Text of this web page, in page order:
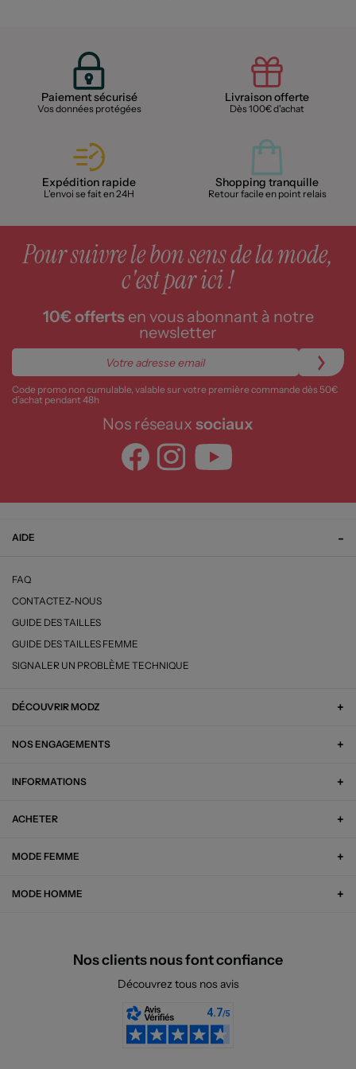
Paiement sécurisé
Vos données protégées
Livraison offerte
Dès 100€ d'achat
Expédition rapide
L'envoi se fait en 24H
Shopping tranquille
Retour facile en point relais
Pour suivre le bon sens de la mode,
c'est par ici !
10€ offertsen vous abonnant à notre
newsletter
Code promo non cumulable, valable sur votre première commande dès 50€
d’achat pendant 48h
Nos réseaux sociaux
AIDE
FAQ
CONTACTEZ-NOUS
GUIDE DES TAILLES
GUIDE DES TAILLES FEMME
SIGNALER UN PROBLÈME TECHNIQUE
DÉCOUVRIR MODZ
NOS ENGAGEMENTS
INFORMATIONS
ACHETER
MODE FEMME
MODE HOMME
Nos clients nous font confiance
Découvrez tous nos avis